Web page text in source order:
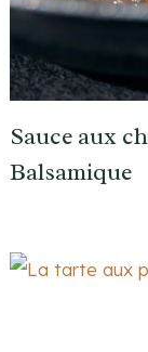
Sauce aux
Balsamique